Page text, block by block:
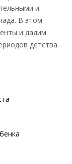
и
В этом
и дадим
детства.